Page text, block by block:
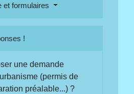
et formulaires
!
une demande
(permis de
préalable...) ?